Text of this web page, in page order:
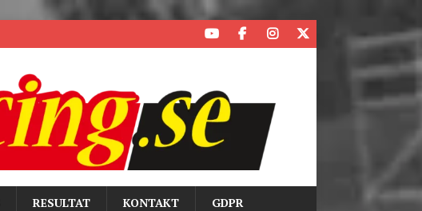
RESULTAT KONTAKT GDPR